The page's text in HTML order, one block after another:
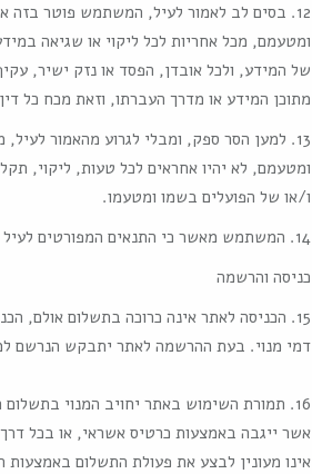
12. בסים לב לאמור לעיל, המשתמש פוטר
ומטעמם, מכל אחריות לכל ליקוי או שגיאה
של המידע, ולכל אובדן, הפסד או נזק ישיר,
מתוכן המידע או מדרך העברתו, וזאת מכח כל
13. למען הסר ספק, ומבלי לגרוע מהאמור
ומטעמם, לא יהיו אחראים לכל טעות, ליקוי,
ו/או של הפועלים בשמו ומטעמו.
14. המשתמש מאשר כי התנאים המפורטים לעיל יחולו על עובדיו, וכי הוא אחראי לכך שלא יופרו על ידם.
כניסה והרשמה
15. הכניסה לאתר אינה כרוכה בתשלום אולם,
דמי מנוי. בעת ההרשמה לאתר יתבקש הנרשם
16. תמורת השימוש באתר יחויב המנוי
אשר ייגבה באמצעות כרטיס אשראי, או בכל